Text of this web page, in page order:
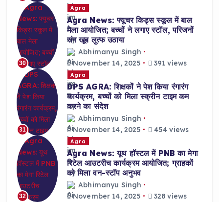
30
Agra
Agra News: फ्यूचर किड्स स्कूल में बाल
मेला आयोजित; बच्चों ने लगाए स्टॉल, परिजनों
संग खूब लुत्फ उठाया
Abhimanyu Singh
November 14, 2025
391 views
31
Agra
DPS AGRA: शिक्षकों ने पेश किया रंगारंग
कार्यक्रम, बच्चों को मिला स्क्रीन टाइम कम
करने का संदेश
Abhimanyu Singh
November 14, 2025
454 views
32
Agra
Agra News: यूथ हॉस्टल में PNB का मेगा
रिटेल आउटरीच कार्यक्रम आयोजित; ग्राहकों
को मिला वन-स्टॉप अनुभव
Abhimanyu Singh
November 14, 2025
328 views